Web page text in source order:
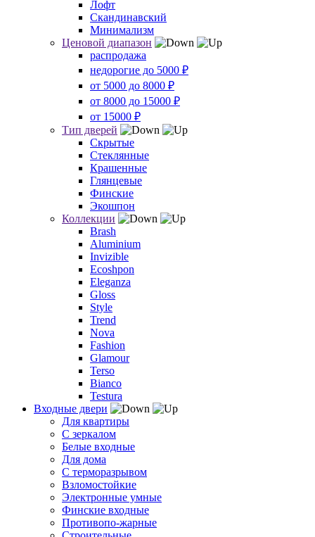
Лофт
Скандинавский
Минимализм
Ценовой диапазон
распродажа
недорогие до 5000 ₽
от 5000 до 8000 ₽
от 8000 до 15000 ₽
от 15000 ₽
Тип дверей
Скрытые
Стеклянные
Крашенные
Глянцевые
Финские
Экошпон
Коллекции
Brash
Aluminium
Invizible
Ecoshpon
Eleganza
Gloss
Style
Trend
Nova
Fashion
Glamour
Terso
Bianco
Testura
Входные двери
Для квартиры
С зеркалом
Белые входные
Для дома
С терморазрывом
Взломостойкие
Электронные умные
Финские входные
Противопо-жарные